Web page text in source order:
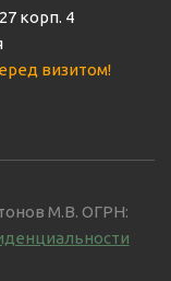
корп. 4
визитом!
М.В. ОГРН: